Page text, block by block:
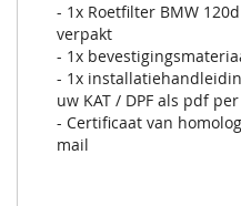
- 1x Roetfilter BMW
verpakt
- 1x
- 1x
uw KAT / DPF als pdf
- Certificaat van
mail